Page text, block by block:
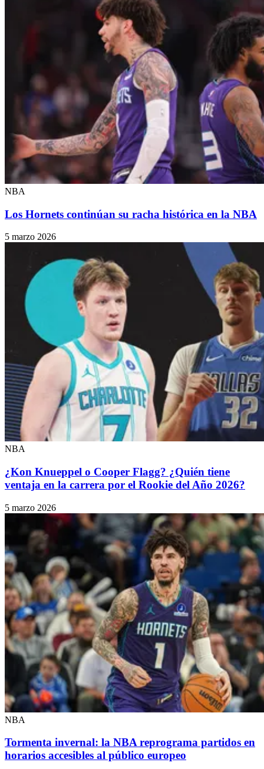
NBA
Los Hornets continúan su racha histórica en la NBA
5 marzo 2026
NBA
¿Kon Knueppel o Cooper Flagg? ¿Quién tiene
ventaja en la carrera por el Rookie del Año 2026?
5 marzo 2026
NBA
Tormenta invernal: la NBA reprograma partidos en
horarios accesibles al público europeo